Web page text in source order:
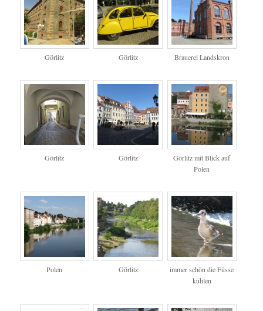
Görlitz Görlitz Brauerei Landskron
Görlitz Görlitz
Görlitz mit Blick auf
Polen
Polen Görlitz
immer schön die Füsse
kühlen